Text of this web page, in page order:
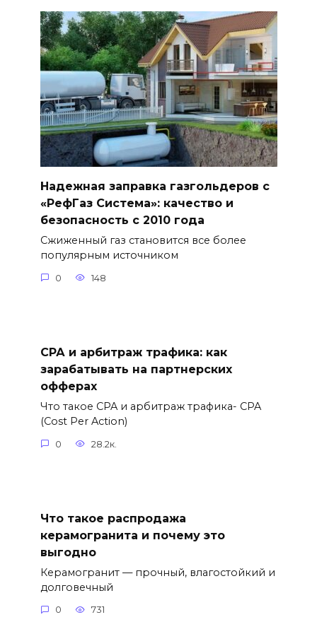
Надежная заправка газгольдеров с
«РефГаз Система»: качество и
безопасность с 2010 года
Сжиженный газ становится все более
популярным источником
0 148
СРА и арбитраж трафика: как
зарабатывать на партнерских
офферах
Что такое CPA и арбитраж трафика- CPA
(Cost Per Action)
0 28.2к.
Что такое распродажа
керамогранита и почему это
выгодно
Керамогранит — прочный, влагостойкий и
долговечный
0 731